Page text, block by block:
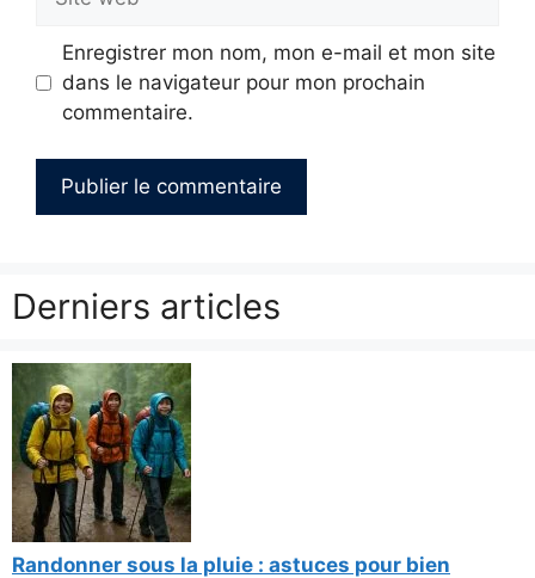
web
Enregistrer mon nom, mon e-mail et mon site
dans le navigateur pour mon prochain
commentaire.
Derniers articles
Randonner sous la pluie : astuces pour bien